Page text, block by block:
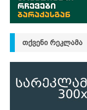
ᲗᲥᲕᲔᲜᲘ ᲠᲔᲙᲚᲐᲛᲐ